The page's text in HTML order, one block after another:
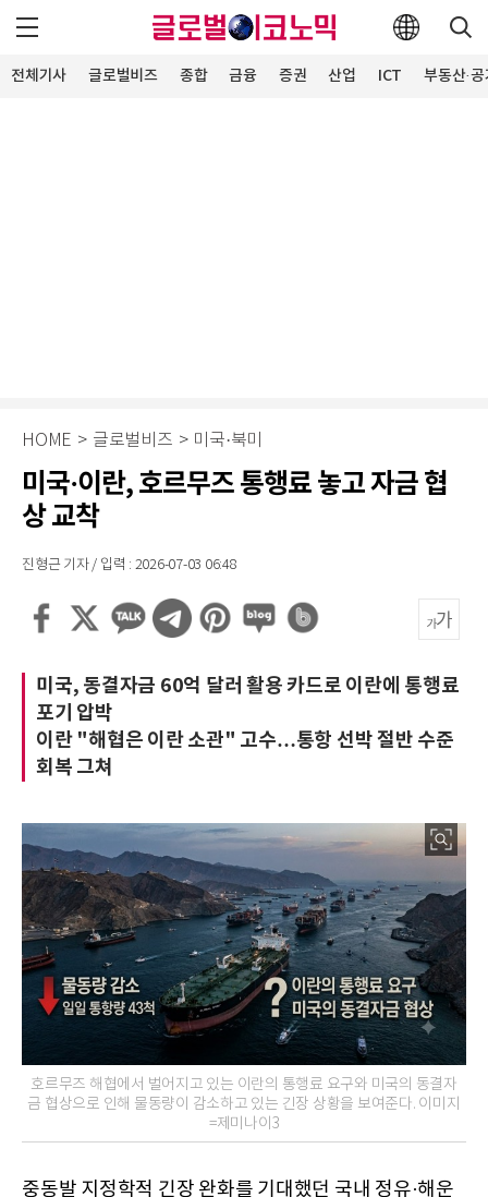
전체기사 글로벌비즈 종합 금융 증권 산업 ICT 부동산·
HOME > 글로벌비즈 > 미국·북미
미국·이란, 호르무즈 통행료 놓고 자금 협
상 교착
진형근 기자 / 입력 : 2026-07-03 06:48
미국, 동결자금 60억 달러 활용 카드로 이란에 통행료
포기 압박
이란 "해협은 이란 소관" 고수…통항 선박 절반 수준
회복 그쳐
호르무즈 해협에서 벌어지고 있는 이란의 통행료 요구와 미국의 동결자
금 협상으로 인해 물동량이 감소하고 있는 긴장 상황을 보여준다. 이미지
=제미나이3
중동발 지정학적 긴장 완화를 기대했던 국내 정유·해운